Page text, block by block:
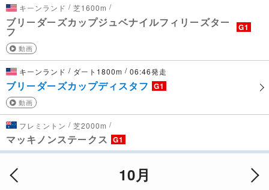
キーンランド / 芝1600m /
ブリーダーズカップジュベナイルフィリーズター
フ G1
動画
キーンランド / ダート1800m / 06:46発走
ブリーダーズカップディスタフ G1
動画
フレミントン / 芝2000m /
マッキノンステークス G1
10月